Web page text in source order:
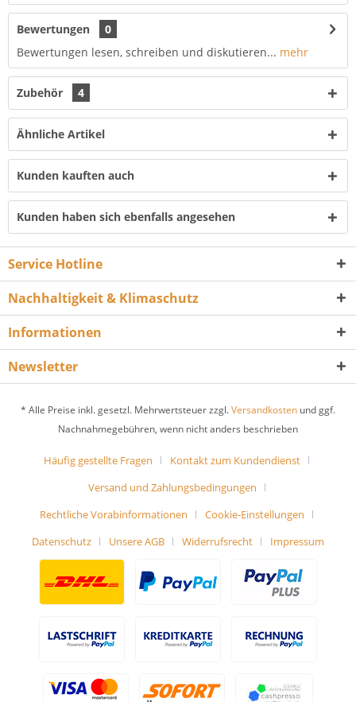
Bewertungen
0
Bewertungen lesen, schreiben und diskutieren... mehr
Zubehör 4
Ähnliche Artikel
Kunden kauften auch
Kunden haben sich ebenfalls angesehen
Service Hotline
Nachhaltigkeit & Klimaschutz
Informationen
Newsletter
* Alle Preise inkl. gesetzl. Mehrwertsteuer zzgl.Versandkosten und ggf.
Nachnahmegebühren, wenn nicht anders beschrieben
Häufig gestellte Fragen
Kontakt zum Kundendienst
Versand und Zahlungsbedingungen
Rechtliche Vorabinformationen
Cookie-Einstellungen
Datenschutz
Unsere AGB Widerrufsrecht Impressum